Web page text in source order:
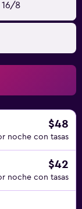
8
$48
noche con tasas
$42
noche con tasas